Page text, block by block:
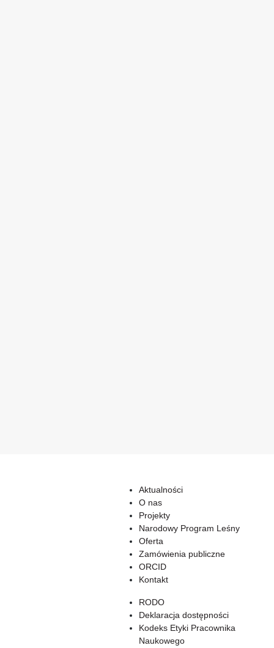
Aktualności
O nas
Projekty
Narodowy Program Leśny
Oferta
Zamówienia publiczne
ORCID
Kontakt
RODO
Deklaracja dostępności
Kodeks Etyki Pracownika
Naukowego